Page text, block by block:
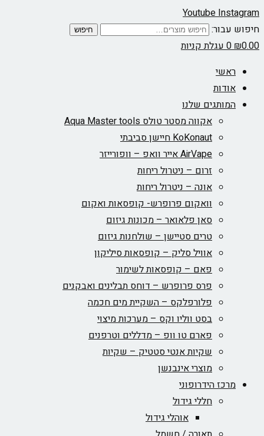
YoutubeInstagram
חיפוש עבור:
חיפוש
₪0.00
0עגלת קניות
ראשי
אודות
המותגים שלנו
אקווה מסטר טולס Aqua Master tools
KoKonaut חיישן סביבתי
AirVape אייר וואפ – וופורייזר
זרום – ניטרול ריחות
אונה – ניטרול ריחות
וואקום פרופרש- קופסאות ואקום
סאן פלאואר – מכונות גיזום
טרים סטיישן – שולחנות גיזום
אוויל סליק – קופסאות סיליקון
פאם – קופסאות לשימור
פרס פרופרש – דוחס תבלינים ואבקנים
פלורפלקס – השקיית מים חכמה
בסט ווליו וקס – מערכות מיצוי
פארם טו וופ – מדללים וטרפנים
שקיות אנטי סטטיק – שקיות
מוצרי אינבנשן
מרכז הידרופוני
חללי גידול
אוהלי גידול